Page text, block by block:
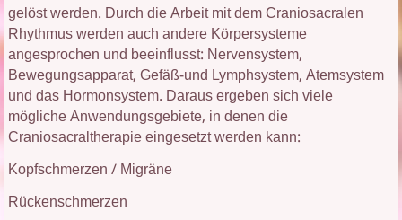
gelöst werden. Durch die Arbeit mit dem Craniosacralen
Rhythmus werden auch andere Körpersysteme
angesprochen und beeinflusst: Nervensystem,
Bewegungsapparat, Gefäß-und Lymphsystem, Atemsystem
und das Hormonsystem. Daraus ergeben sich viele
mögliche Anwendungsgebiete, in denen die
Craniosacraltherapie eingesetzt werden kann:
Kopfschmerzen / Migräne
Rückenschmerzen